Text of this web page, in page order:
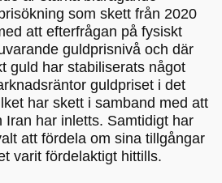
som skett från 2020
att efterfrågan på fysiskt
guldprisnivå och där
guld har stabiliserats något
guldpriset i det
har skett i samband med att
Iran har inletts. Samtidigt har
att fördela om sina tillgångar
varit fördelaktigt hittills.